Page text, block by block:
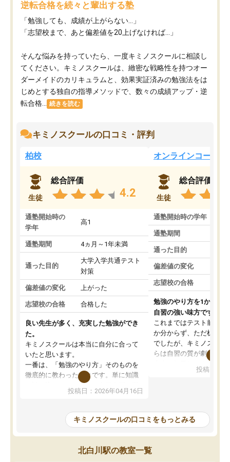
逆転合格を続々と輩出する塾
「勉強しても、成績が上がらない…」
「志望校まで、あと偏差値を20上げなければ…」
そんな悩みを持っていたら、一度キミノスクールに相談し
てください。キミノスクールは、緻密な戦略性を持つオー
ダーメイドのカリキュラムと、効果実証済みの勉強法をは
じめとする独自の指導メソッドで、数々の成績アップ・逆
転合格...
続きを読む
キミノスクールの口コミ・評判
柏校
生徒
総合評価
4.2
通塾開始時の
学年
高1
通塾期間 4ヵ月～1年未満
通った目的
大学入学共通テスト
対策
偏差値の変化 上がった
志望校の合格 合格した
良い先生が多く、充実した勉強ができ
た。
キミノスクールは本当に自分に合って
いたと思います。
一番は、「勉強のやり方」そのものを
徹底的に教わったことです。単に知識
を詰め込むのではなく、自学自習の習
慣が身につくよう並走してくれるの
はなくなりました。
講師の方との距離も近く、親身なコー
チングのおかげで、停滞期もモチベー
ションを維持できました。「やらされ
投稿日：2026年04月16日
オンラインコース
生徒
総合評価
通塾開始時の学年
通塾期間
通った目的
偏差値の変化
志望校の合格
勉強のやり方を1から教
自習の強い味方です。
これまではテスト前に何
か分からず、ただ机に座
でしたが、キミノスクー
らは自習の質が劇的に変
を明確にしてくれるの
の仕方をコーチングして
ルなので、家での学習習
身につきました。結果と
投稿日：
キミノスクールの口コミをもっとみる
北白川駅の教室一覧